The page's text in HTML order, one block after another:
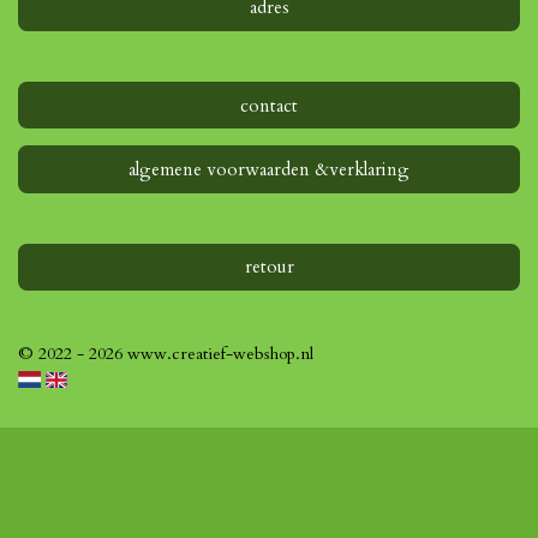
adres
contact
algemene voorwaarden &verklaring
retour
© 2022 - 2026 www.creatief-webshop.nl